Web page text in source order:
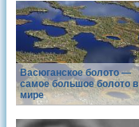
Васюганское болото —
самое большое болото в
мире